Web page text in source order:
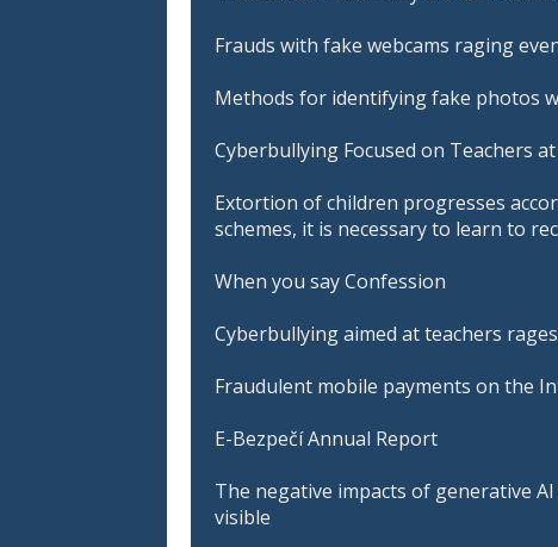
Frauds with fake webcams raging
Methods for identifying fake photos
Cyberbullying Focused on Teachers
Extortion of children progresses
schemes, it is necessary to learn to
When you say Confession
Cyberbullying aimed at teachers
Fraudulent mobile payments on the
E-Bezpečí Annual Report
The negative impacts of generative
visible